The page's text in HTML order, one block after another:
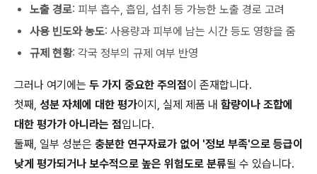
노출 경로: 피부 흡수, 흡입, 섭취 등 가능한 노출 경로 고려
사용 빈도와 농도: 사용량과 피부에 남는 시간 등도 영향을 줌
규제 현황: 각국 정부의 규제 여부 반영
그러나 여기에는 두 가지 중요한 주의점이 존재합니다.
첫째, 성분 자체에 대한 평가이지, 실제 제품 내 함량이나 조합에
대한 평가가 아니라는 점입니다.
둘째, 일부 성분은 충분한 연구자료가 없어 '정보 부족'으로 등급이
낮게 평가되거나 보수적으로 높은 위험도로 분류될 수 있습니다.